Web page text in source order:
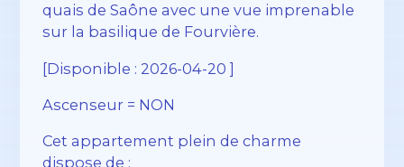
quais de Saône avec une vue imprenable
sur la basilique de Fourvière.
[Disponible : 2026-04-20 ]
Ascenseur = NON
Cet appartement plein de charme
dispose de :